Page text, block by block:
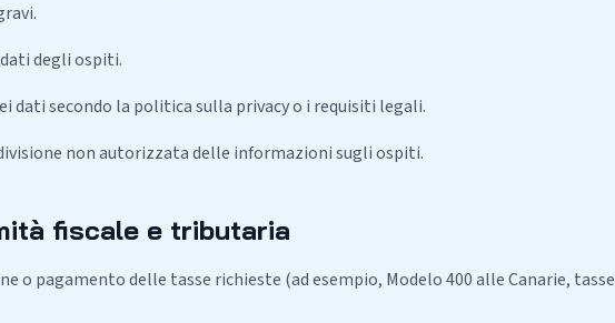
degli ospiti.
dati secondo la politica sulla privacy o i requisiti legali.
non autorizzata delle informazioni sugli ospiti.
fiscale e tributaria
o pagamento delle tasse richieste (ad esempio, Modelo 400 alle Canarie, tasse